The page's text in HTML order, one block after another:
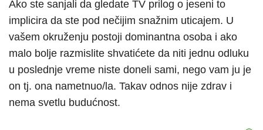
Ako ste sanjali da gledate TV prilog o jeseni to
implicira da ste pod nečijim snažnim uticajem. U
vašem okruženju postoji dominantna osoba i ako
malo bolje razmislite shvatićete da niti jednu odluku
u poslednje vreme niste doneli sami, nego vam ju je
on tj. ona nametnuo/la. Takav odnos nije zdrav i
nema svetlu budućnost.